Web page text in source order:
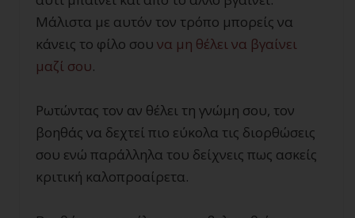
Μάλιστα με αυτόν τον τρόπο μπορείς να
κάνεις το φίλο σου να μη θέλει να βγαίνει
μαζί σου.
Ρωτώντας τον αν θέλει τη γνώμη σου, τον
βοηθάς να δεχτεί πιο εύκολα τις διορθώσεις
σου ενώ παράλληλα του δείχνεις πως ασκείς
κριτική καλοπροαίρετα.